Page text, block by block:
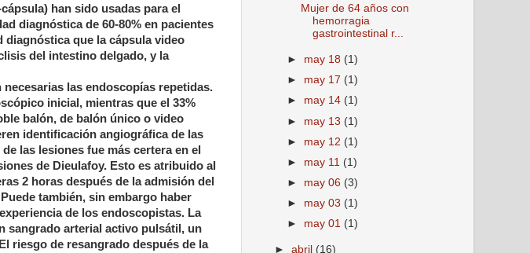
han sido usadas para el
diagnóstica de 60-80% en pacientes
que la cápsula video
del intestino delgado, y la
las endoscopías repetidas.
inicial, mientras que el 33%
balón, de balón único o video
identificación angiográfica de las
las lesiones fue más certera en el
de Dieulafoy. Esto es atribuido al
2 horas después de la admisión del
también, sin embargo haber
de los endoscopistas. La
sangrado arterial activo pulsátil, un
riesgo de resangrado después de la
Mujer de 64 años con
hemorragia
gastrointestinal r...
► may 18 (1)
► may 17 (1)
► may 14 (1)
► may 13 (1)
► may 12 (1)
► may 11 (1)
► may 06 (3)
► may 03 (1)
► may 01 (1)
►abril (16)